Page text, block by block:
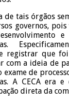
de tais órgãos
governos, pois
registrar que
com a ideia de
exame de
A CECA era
direta da